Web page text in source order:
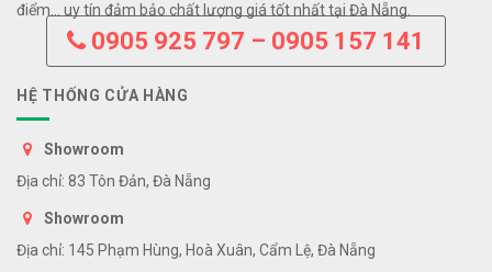
điểm… uy tín đảm bảo chất lượng giá tốt nhất tại Đà Nẵng.
0905 925 797 – 0905 157 141
HỆ THỐNG CỬA HÀNG
Showroom
Địa chỉ: 83 Tôn Đản, Đà Nẵng
Showroom
Địa chỉ: 145 Phạm Hùng, Hoà Xuân, Cẩm Lệ, Đà Nẵng